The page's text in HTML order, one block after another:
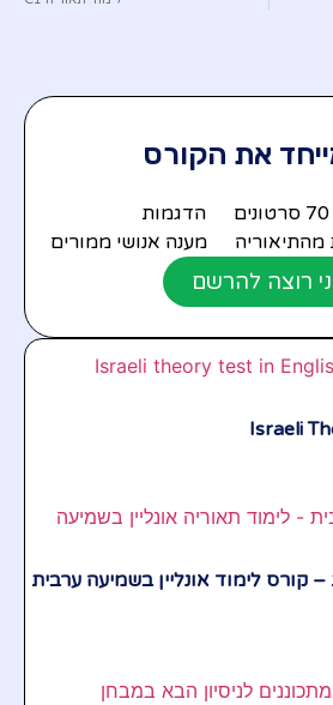
את הקורס
הדגמות
מענה אנושי ממורים
רוצה להרשם
Israeli
קורס לימוד אונליין בשמיעה ערבית